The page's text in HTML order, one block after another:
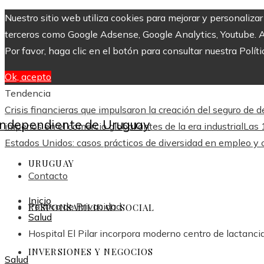
Nuestro sitio web utiliza cookies para mejorar y
terceros como Google Adsense, Google Analytics,
Por favor, haga clic en el botón para consultar nuestra
Ok, acepto
Tendencia
Crisis financieras que impulsaron la creación del seguro de
imperios en el comercio global antes de la era industrialLas
Estados Unidos: casos prácticos de diversidad en empleo y
Contacto
Política de Privacidad
URUGUAY
RESPONSABILIDAD SOCIAL
INVERSIONES Y NEGOCIOS
Inicio
Salud
Hospital El Pilar incorpora moderno centro de
Salud